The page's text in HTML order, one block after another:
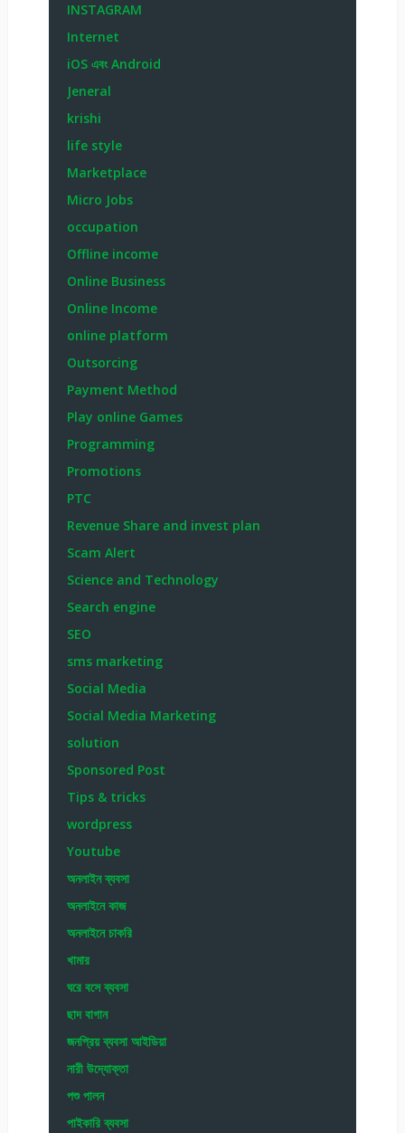
INSTAGRAM
Internet
iOS এবং Android
Jeneral
krishi
life style
Marketplace
Micro Jobs
occupation
Offline income
Online Business
Online Income
online platform
Outsorcing
Payment Method
Play online Games
Programming
Promotions
PTC
Revenue Share and invest plan
Scam Alert
Science and Technology
Search engine
SEO
sms marketing
Social Media
Social Media Marketing
solution
Sponsored Post
Tips & tricks
wordpress
Youtube
অনলাইন ব্যবসা
অনলাইনে কাজ
অনলাইনে চাকরি
খামার
ঘরে বসে ব্যবসা
ছাদ বাগান
জনপ্রিয় ব্যবসা আইডিয়া
নারী উদ্যোক্তা
পশু পালন
পাইকারি ব্যবসা